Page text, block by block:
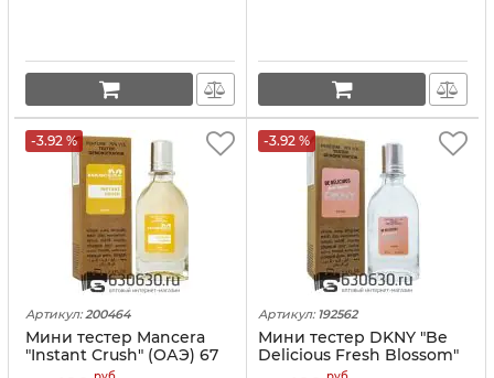
-3.92 %
Артикул: 200464
Мини тестер Mancera
"Instant Crush" (ОАЭ) 67
-3.92 %
Артикул: 192562
Мини тестер DKNY "Be
Delicious Fresh Blossom"
(ОАЭ) 67 ml